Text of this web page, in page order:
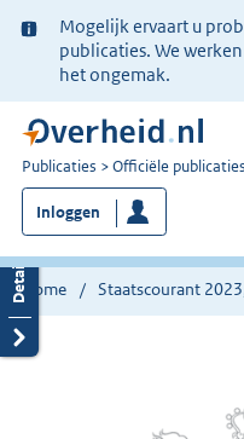
Ter
informatie:
Mogelijk ervaart u
publicaties. We
het ongemak.
U
bent
nu
hier:
Publicaties Officiële publicaties
Inloggen
Home Staatscourant